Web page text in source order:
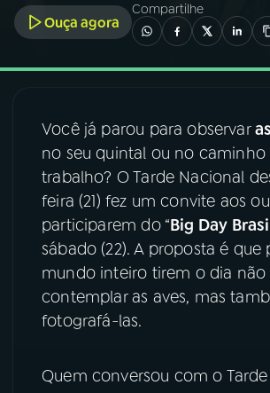
A RÁDIO
03PROGRAMAÇÃO
04PROGRAMAS
PODCASTS
06VIDEOCASTS
ÚLTIMAS
Ouça agora
Compartilhe
Você já parou para observar
no seu quintal ou no caminho
trabalho? O Tarde Nacional
feira (21) fez um convite aos
participarem do “Big Day
sábado (22). A proposta é que
mundo inteiro tirem o dia não
contemplar as aves, mas
fotografá-las.
Quem conversou com o